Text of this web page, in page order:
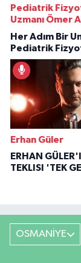
Pediatrik
Uzmanı Ömer
Her Adım Bir
Pediatrik
İlham Veren
Erhan Güler
ERHAN
TEKLISI 'TEK
OSMANİYE